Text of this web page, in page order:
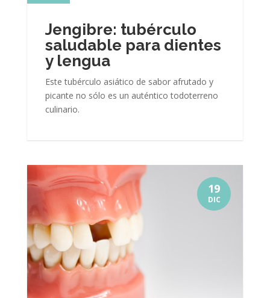
Jengibre: tubérculo
saludable para dientes
y lengua
Este tubérculo asiático de sabor afrutado y
picante no sólo es un auténtico todoterreno
culinario.
19
DIC